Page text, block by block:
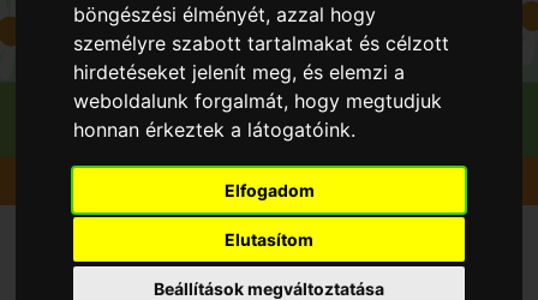
böngészési élményét, azzal hogy
személyre szabott tartalmakat és célzott
hirdetéseket jelenít meg, és elemzi a
weboldalunk forgalmát, hogy megtudjuk
honnan érkeztek a látogatóink.
Elfogadom
Elutasítom
Beállítások megváltoztatása
Birsalma Mezőtúri